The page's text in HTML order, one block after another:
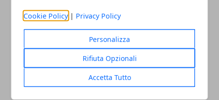
Cookie Policy | Privacy Policy
Personalizza
Rifiuta Opzionali
Accetta Tutto
Il professor Nuzzolese, a Torino come a